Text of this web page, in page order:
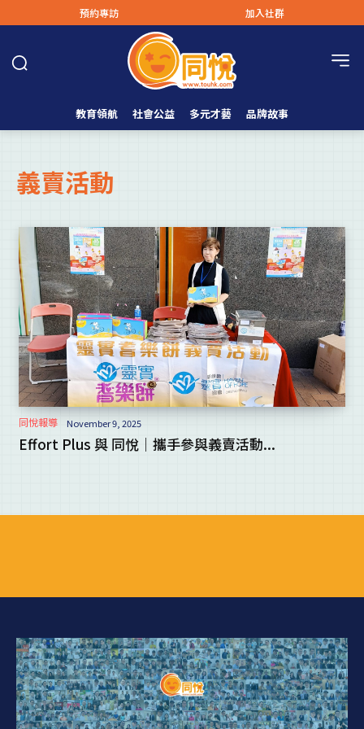
預約專訪 加入社群
教育領航 社會公益 多元才藝 品牌故事
義賣活動
同悅報導 November 9, 2025
Effort Plus 與 同悅｜攜手參與義賣活動...